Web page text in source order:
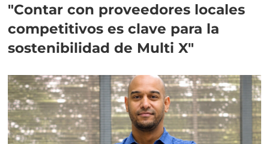
"Contar con proveedores locales
competitivos es clave para la
sostenibilidad de Multi X"